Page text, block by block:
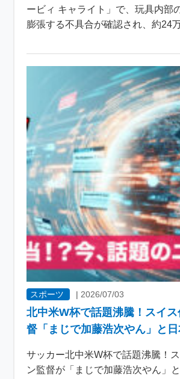
ービィ キャライト」で、玩具内部
膨張する不具合が確認され、約24
スポーツ | 2026/07/03
北中米W杯で話題沸騰！スイ
督「まじで加藤浩次やん」と
サッカー北中米W杯で話題沸騰！
ン監督が「まじで加藤浩次やん」